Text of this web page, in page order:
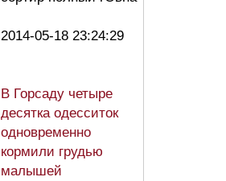
2014-05-18 23:24:29
В Горсаду четыре
десятка одесситок
одновременно
кормили грудью
малышей